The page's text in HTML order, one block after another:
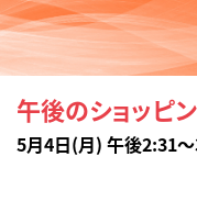
午後のショッピ
5月4日(月) 午後2:31